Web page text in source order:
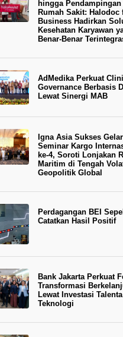
hingga Pendampingan
Rumah Sakit: Halodoc
Business Hadirkan
Kesehatan Karyawan
Benar-Benar
AdMedika Perkuat
Governance Berbasis
Lewat Sinergi MAB
Igna Asia Sukses Gelar
Seminar Kargo
ke-4, Soroti Lonjakan
Maritim di Tengah
Geopolitik Global
Perdagangan BEI
Catatkan Hasil Positif
Bank Jakarta Perkuat
Transformasi
Lewat Investasi Talenta
Teknologi